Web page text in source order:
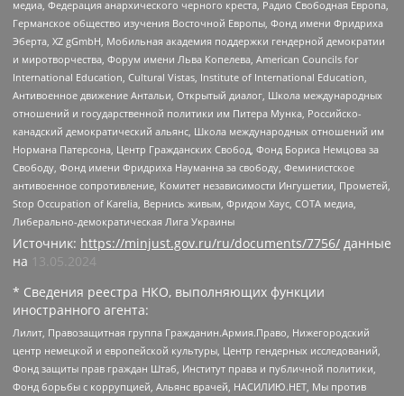
медиа, Федерация анархического черного креста, Радио Свободная Европа,
Германское общество изучения Восточной Европы, Фонд имени Фридриха
Эберта, XZ gGmbH, Мобильная академия поддержки гендерной демократии
и миротворчества, Форум имени Льва Копелева, American Councils for
International Education, Cultural Vistas, Institute of International Education,
Антивоенное движение Антальи, Открытый диалог, Школа международных
отношений и государственной политики им Питера Мунка, Российско-
канадский демократический альянс, Школа международных отношений им
Нормана Патерсона, Центр Гражданских Свобод, Фонд Бориса Немцова за
Свободу, Фонд имени Фридриха Науманна за свободу, Феминистское
антивоенное сопротивление, Комитет независимости Ингушетии, Прометей,
Stop Occupation of Karelia, Вернись живым, Фридом Хаус, СОТА медиа,
Либерально-демократическая Лига Украины
Источник: https://minjust.gov.ru/ru/documents/7756/ данные
на
13.05.2024
* Сведения реестра НКО, выполняющих функции
иностранного агента:
Лилит, Правозащитная группа Гражданин.Армия.Право, Нижегородский
центр немецкой и европейской культуры, Центр гендерных исследований,
Фонд защиты прав граждан Штаб, Институт права и публичной политики,
Фонд борьбы с коррупцией, Альянс врачей, НАСИЛИЮ.НЕТ, Мы против